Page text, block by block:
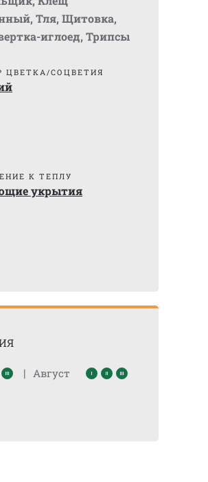
, Тля, Щитовка,
иглоед, Трипсы
ЦВЕТКА/СОЦВЕТИЯ
К ТЕПЛУ
укрытия
| Август